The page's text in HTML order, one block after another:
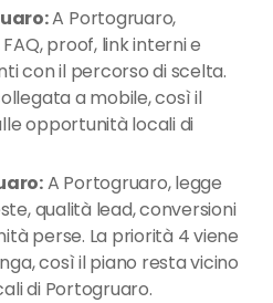
A Portogruaro,
proof, link interni e
con il percorso di scelta.
a mobile, così il
opportunità locali di
A Portogruaro, legge
qualità lead, conversioni
perse. La priorità 4 viene
così il piano resta vicino
di Portogruaro.